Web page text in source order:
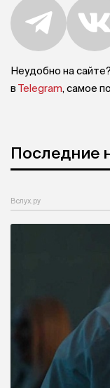
Неудобно на
в Telegram, самое
Последние
Вслух.ру